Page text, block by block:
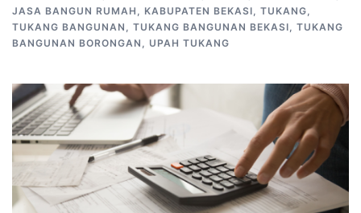
JASA BANGUN RUMAH , KABUPATEN BEKASI, TUKANG,
TUKANG BANGUNAN , TUKANG BANGUNAN BEKASI, TUKANG
BANGUNAN BORONGAN , UPAH TUKANG